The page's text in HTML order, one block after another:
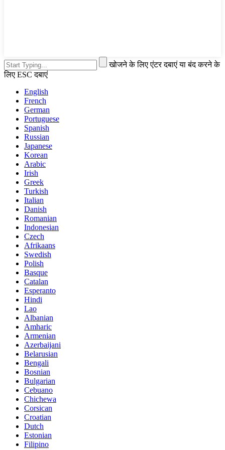
खोजने के लिए एंटर दबाएं या बंद करने के
लिए ESC दबाएं
English
French
German
Portuguese
Spanish
Russian
Japanese
Korean
Arabic
Irish
Greek
Turkish
Italian
Danish
Romanian
Indonesian
Czech
Afrikaans
Swedish
Polish
Basque
Catalan
Esperanto
Hindi
Lao
Albanian
Amharic
Armenian
Azerbaijani
Belarusian
Bengali
Bosnian
Bulgarian
Cebuano
Chichewa
Corsican
Croatian
Dutch
Estonian
Filipino